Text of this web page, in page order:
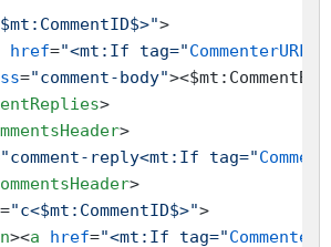
>
href="<mt:If tag="CommenterURL
="comment-body">
>
>
"comment-reply<mt:If tag="
>
="c<$mt:CommentID$>">
><a href="<mt:If tag="